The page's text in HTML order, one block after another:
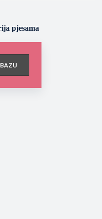
pjesama